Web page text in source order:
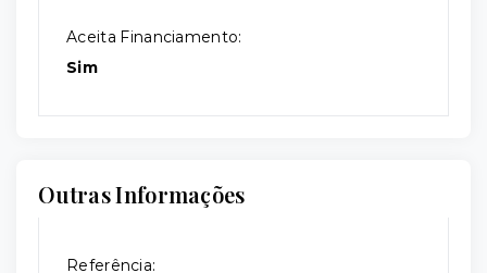
Aceita Financiamento:
Sim
Outras Informações
Referência: